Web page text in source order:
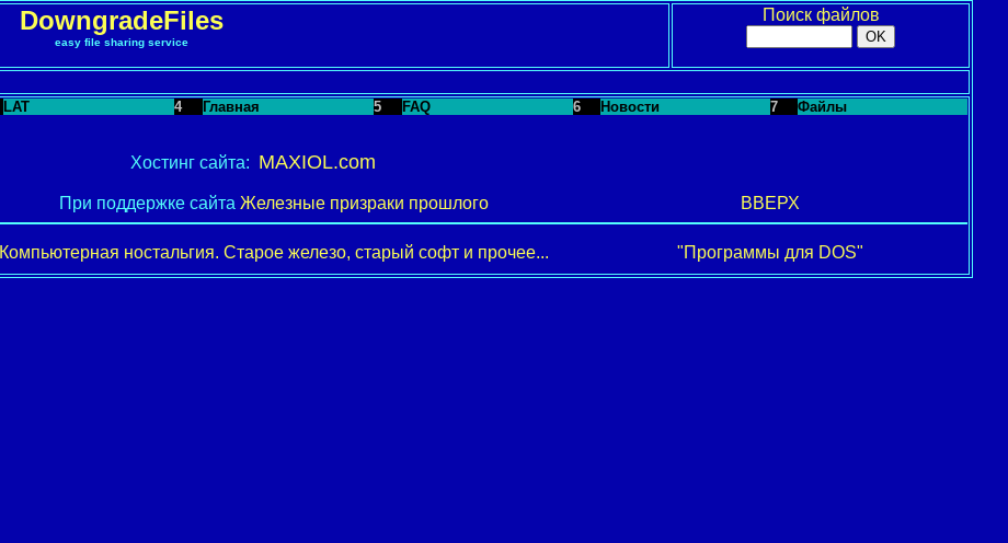
DowngradeFiles
easy file sharing service
Поиск файлов
LAT 4 Главная 5 FAQ 6 Новости 7 Файлы
Хостинг сайта: MAXIOL.com
При поддержке сайта Железные призраки прошлого ВВЕРХ
Компьютерная ностальгия. Старое железо, старый софт и прочее... "Программы для DOS"